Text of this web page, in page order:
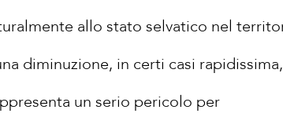
allo stato selvatico nel
diminuzione, in certi casi rapidissima,
un serio pericolo per